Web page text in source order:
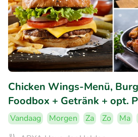
Chicken Wings-Menü,
Foodbox + Getränk + opt.
Vandaag Morgen Za Zo Ma